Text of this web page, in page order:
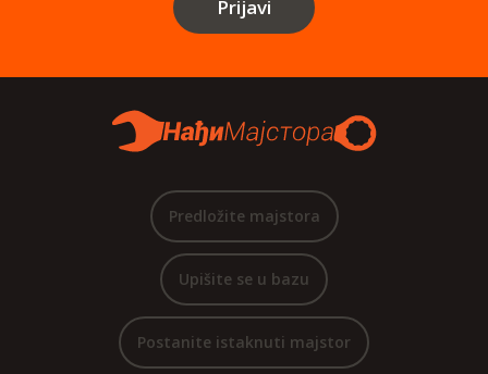
Prijavi
Predložite majstora
Upišite se u bazu
Postanite istaknuti majstor